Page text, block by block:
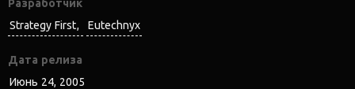
Разработчик
Strategy First
Eutechnyx
Дата релиза
Июнь 24, 2005